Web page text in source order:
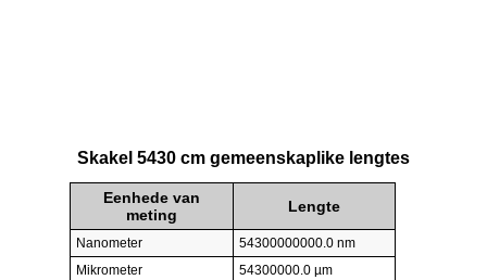
Skakel 5430 cm gemeenskaplike lengtes
Eenhede van
meting
Lengte
Nanometer
54300000000.0 nm
Mikrometer
54300000.0 µm